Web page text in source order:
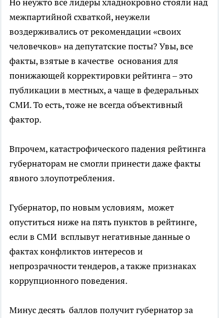
межпартийной схваткой, неужели
воздерживались от рекомендации «своих
человечков» на депутатские посты? Увы, все
факты, взятые в качестве основания для
понижающей корректировки рейтинга – это
публикации в местных, а чаще в федеральных
СМИ. То есть, тоже не всегда объективный
фактор.
Впрочем, катастрофического падения рейтинга
губернаторам не смогли принести даже факты
явного злоупотребления.
Губернатор, по новым условиям, может
опуститься ниже на пять пунктов в рейтинге,
если в СМИ всплывут негативные данные о
фактах конфликтов интересов и
непрозрачности тендеров, а также признаках
коррупционного поведения.
Минус десять баллов получит губернатор за